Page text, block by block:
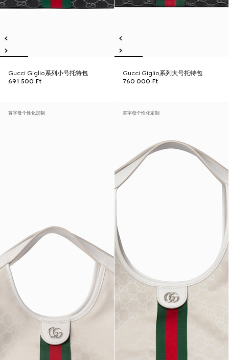
Gucci Giglio系列小号托特包
691 500 Ft
Gucci Giglio系列大号托特包
760 000 Ft
首字母个性化定制 首字母个性化定制